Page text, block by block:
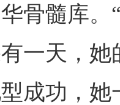
骨髓库。
一天，
成功，